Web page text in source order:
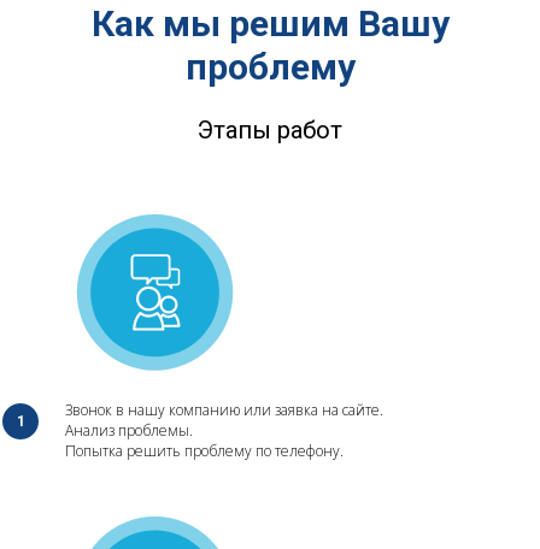
Как мы решим Вашу
проблему
Этапы работ
Звонок в нашу компанию или заявка на сайте.
Анализ проблемы.
Попытка решить проблему по телефону.